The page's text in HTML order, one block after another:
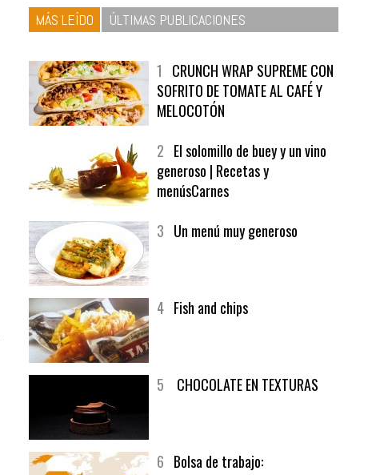
MÁS LEÍDO ÚLTIMAS PUBLICACIONES
1 CRUNCH WRAP SUPREME CON
SOFRITO DE TOMATE AL CAFÉ Y
MELOCOTÓN
2 El solomillo de buey y un vino
generoso | Recetas y
menúsCarnes
3 Un menú muy generoso
4 Fish and chips
5 CHOCOLATE EN TEXTURAS
6 Bolsa de trabajo: